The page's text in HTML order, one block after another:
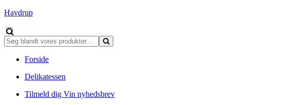
Havdrup
Forside
Delikatessen
Tilmeld dig Vin nyhedsbrev